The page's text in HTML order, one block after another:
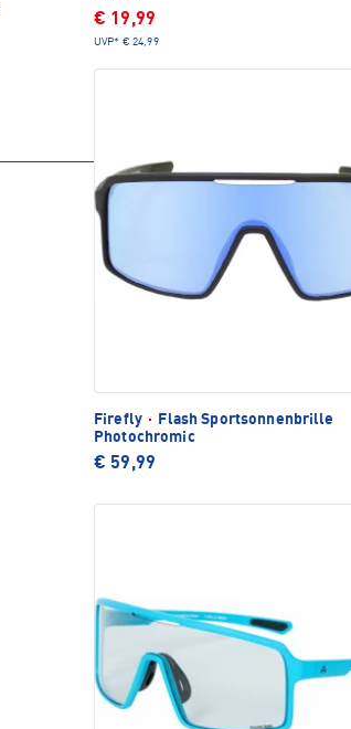
€ 19,99
UVP* € 24,99
Firefly ·
Flash Sportsonnenbrille
Photochromic
€ 59,99